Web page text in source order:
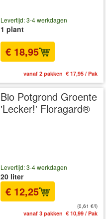
Levertijd: 3-4 werkdagen
1 plant
€ 18,95
vanaf 2 pakken € 17,95 / Pak
Bio Potgrond Groente
'Lecker!' Floragard®
Levertijd: 3-4 werkdagen
20 liter
€ 12,25
(0,61 €/l)
vanaf 3 pakken € 10,99 / Pak